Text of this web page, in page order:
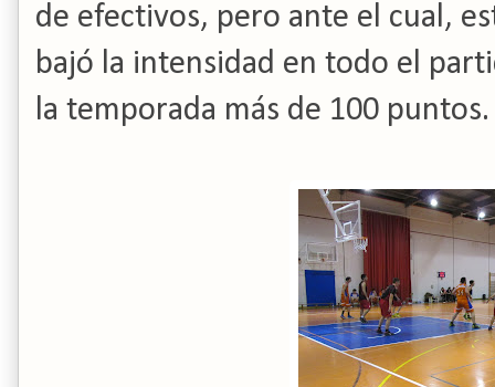
de efectivos, pero ante el cual,
bajó la intensidad en todo el
la temporada más de 100 puntos.